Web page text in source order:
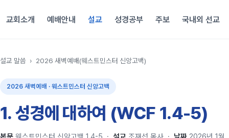
교회소개 예배안내 설교 성경공부 주보 국내외 선교
설교 말씀 › 2026 새벽예배(웨스트민스터 신앙고백)
2026 새벽예배 · 웨스트민스터 신앙고백
1. 성경에 대하여 (WCF 1.4-5)
본문 웨스트민스터 신앙고백 1.4-5 · 설교 조재선 목사 · 날짜 2026년 1월